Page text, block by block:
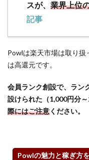
で断
然お
に！
3.3
グル
告サ
ービ
スも
に！
スが、 業界上位
記事
Powlは楽天市場は取り扱
は高還元です。
会員ランク創設で、ラン
設けられた（1,000円分～
際にはご注意ください。
Powlの魅力と稼ぎ方